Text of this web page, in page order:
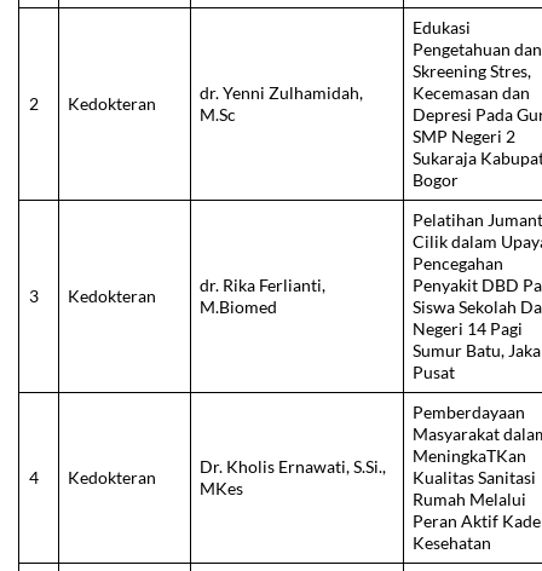
2 Kedokteran
dr. Yenni Zulhamidah,
M.Sc
Edukasi
Pengetahuan dan
Skreening Stres,
Kecemasan dan
Depresi Pada
SMP Negeri 2
Sukaraja
Bogor
3 Kedokteran
dr. Rika Ferlianti,
M.Biomed
Pelatihan
Cilik dalam
Pencegahan
Penyakit DBD
Siswa Sekolah
Negeri 14 Pagi
Sumur Batu,
Pusat
4 Kedokteran
Dr. Kholis Ernawati, S.Si.,
MKes
Pemberdayaan
Masyarakat
MeningkaTKan
Kualitas Sanitasi
Rumah Melalui
Peran Aktif
Kesehatan